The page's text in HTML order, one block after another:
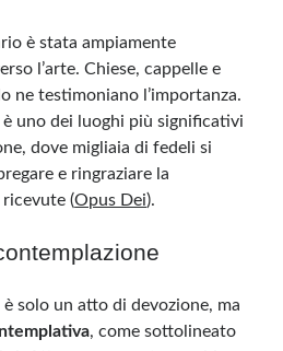
è stata ampiamente
l’arte. Chiese, cappelle e
ne testimoniano l’importanza.
è uno dei luoghi più significativi
dove migliaia di fedeli si
e ringraziare la
ricevute​(Opus Dei).
è solo un atto di devozione, ma
, come sottolineato